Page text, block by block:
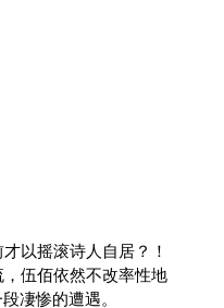
以摇滚诗人自居？！
伍佰依然不改率性地
凄惨的遭遇。